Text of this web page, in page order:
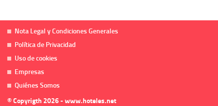
Nota Legal y Condiciones Generales
Política de Privacidad
Uso de cookies
Empresas
Quiénes Somos
© Copyrigth 2026 - www.hoteles.net